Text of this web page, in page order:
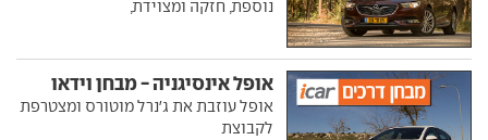
נוספת, חזקה ומצוידת,
אופל אינסיגניה - מבחן וידאו
אופל עוזבת את ג'נרל מוטורס ומצטרפת
לקבוצת